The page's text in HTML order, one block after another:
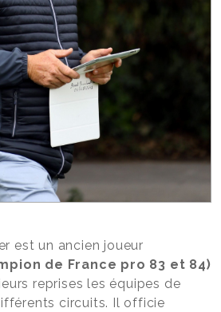
est un ancien joueur
de France pro 83 et 84)
reprises les équipes de
circuits. Il officie